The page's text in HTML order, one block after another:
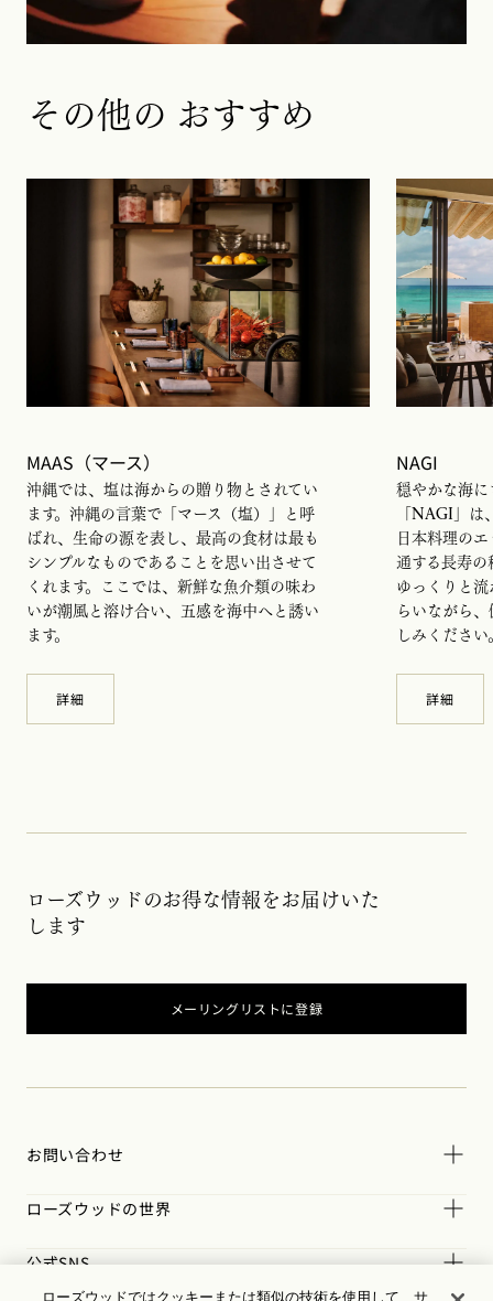
その他の おすすめ
MAAS（マース）
沖縄では、塩は海からの贈り物とされてい
ます。沖縄の言葉で「マース（塩）」と呼
ばれ、生命の源を表し、最高の食材は最も
シンプルなものであることを思い出させて
くれます。ここでは、新鮮な魚介類の味わ
いが潮風と溶け合い、五感を海中へと誘い
ます。
詳細
NAGI
穏やかな海
「NAGI」
日本料理の
通する長寿の
ゆっくりと
らいながら
しみください
詳細
ローズウッドのお得な情報をお届けいた
します
メーリングリストに登録
お問い合わせ
ローズウッドの世界
公式SNS
ローズウッドではクッキーまたは類似の技術を使用して、サ